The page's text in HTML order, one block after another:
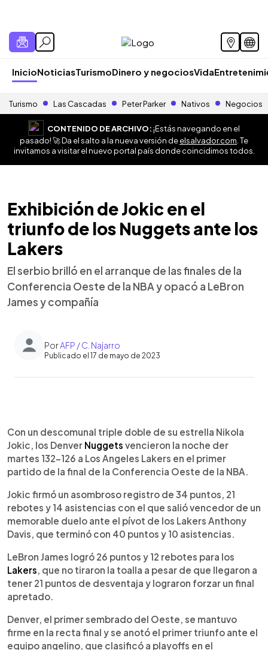
InicioNoticiasTurismoDinero y negociosVida
Turismo Las Cascadas Peter Parker Nativos Negocios
CONTENIDO DE ARCHIVO:¡Estás navegando en el
pasado! 🚀 Da el salto a la nueva versión deelsalvador.com . Te
invitamos a visitar el nuevo portal país donde coincidimos todos.
Exhibición de Jokic en el
triunfo de los Nuggets ante los
Lakers
El serbio brilló en el arranque de las finales de la
Conferencia Oeste de la NBA y opacó a LeBron
James y compañía
PorAFP / C. Najarro
Publicado el 17 de mayo de 2023
► Escuchar artículo
Con un descomunal triple doble de su estrella Nikola
Jokic, los Denver Nuggets vencieron la noche der
martes 132-126 a Los Angeles Lakers en el primer
partido de la final de la Conferencia Oeste de la NBA.
Jokic firmó un asombroso registro de 34 puntos, 21
rebotes y 14 asistencias con el que salió vencedor de un
memorable duelo ante el pívot de los Lakers Anthony
Davis, que terminó con 40 puntos y 10 asistencias.
LeBron James logró 26 puntos y 12 rebotes para los
Lakers, que no tiraron la toalla a pesar de que llegaron a
tener 21 puntos de desventaja y lograron forzar un final
apretado.
Denver, el primer sembrado del Oeste, se mantuvo
firme en la recta final y se anotó el primer triunfo ante el
equipo angelino, que clasificó a playoffs en el